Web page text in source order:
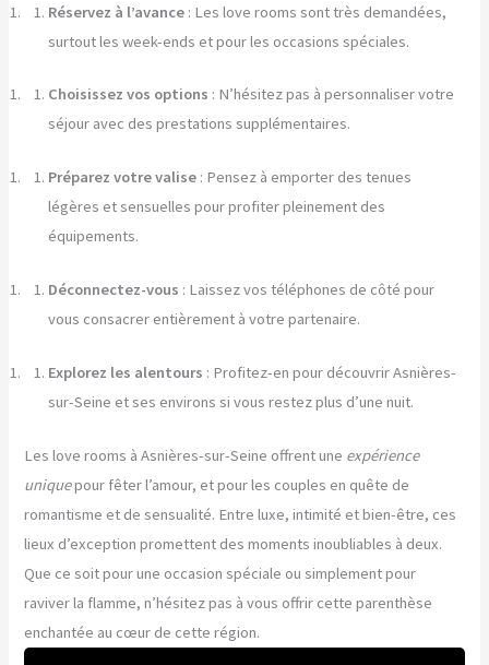
Réservez à l’avance : Les love rooms sont très demandées,
surtout les week-ends et pour les occasions spéciales.
Choisissez vos options : N’hésitez pas à personnaliser votre
séjour avec des prestations supplémentaires.
Préparez votre valise : Pensez à emporter des tenues
légères et sensuelles pour profiter pleinement des
équipements.
Déconnectez-vous : Laissez vos téléphones de côté pour
vous consacrer entièrement à votre partenaire.
Explorez les alentours : Profitez-en pour découvrir Asnières-
sur-Seine et ses environs si vous restez plus d’une nuit.
Les love rooms à Asnières-sur-Seine offrent une expérience
uniquepour fêter l’amour, et pour les couples en quête de
romantisme et de sensualité. Entre luxe, intimité et bien-être, ces
lieux d’exception promettent des moments inoubliables à deux.
Que ce soit pour une occasion spéciale ou simplement pour
raviver la flamme, n’hésitez pas à vous offrir cette parenthèse
enchantée au cœur de cette région.